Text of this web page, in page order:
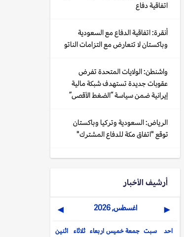
اتفاقية دفاع
أنقرة: اتفاقية الدفاع مع السعودية
وباكستان لا تتعارض مع التزامات الناتو
واشنطن: الولايات المتحدة تفرض
عقوبات جديدة تستهدف شبكة مالية
إيرانية ضمن سياسة “الضغط الأقصى”
الرياض: السعودية وتركيا وباكستان
توقع "اتفاق مكة للدفاع المشترك"
أرشيف الأخبار
◀ اغسطس, 2026 ▶
اثنين ثلاثاء اربعاء خميس جمعة سبت احد